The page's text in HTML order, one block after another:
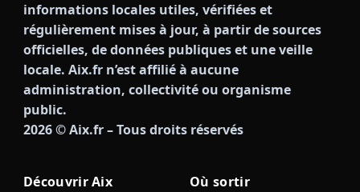
informations locales utiles, vérifiées et
régulièrement mises à jour, à partir de sources
officielles, de données publiques et une veille
locale. Aix.fr n’est affilié à aucune
administration, collectivité ou organisme
public.
2026© Aix.fr – Tous droits réservés
Découvrir Aix
Où sortir